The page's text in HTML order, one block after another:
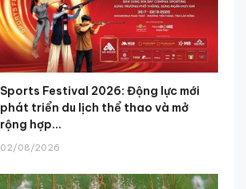
Sports Festival 2026: Động lực mới
phát triển du lịch thể thao và mở
rộng hợp...
02/08/2026